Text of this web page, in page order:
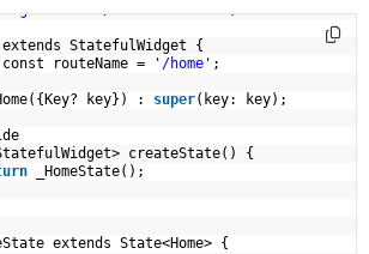
material.dart';
extends StatefulWidget {
routeName =
'/home' ;
key}) : super(key: key);
createState() {
_HomeState();
extends State<Home> {